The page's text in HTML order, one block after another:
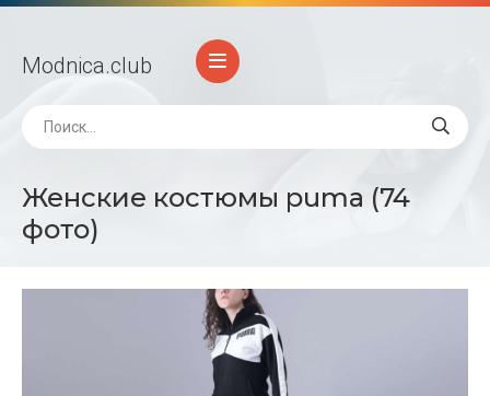
Modnica.club
Женские костюмы puma (74
фото)